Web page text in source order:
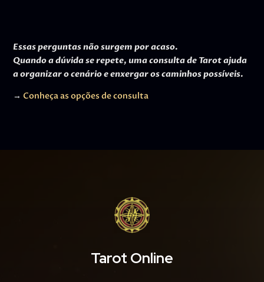
Essas perguntas não surgem por acaso.
Quando a dúvida se repete, uma consulta de Tarot ajuda
a organizar o cenário e enxergar os caminhos possíveis.
→ Conheça as opções de consulta
Tarot Online